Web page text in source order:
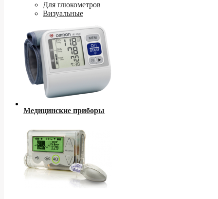
Для глюкометров
Визуальные
Медицинские приборы